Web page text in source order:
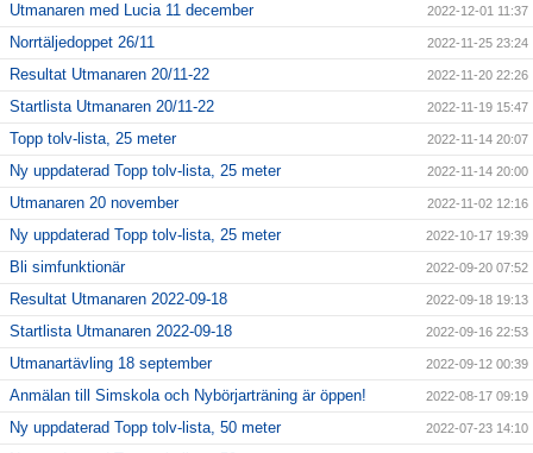
Utmanaren med Lucia 11 december 2022-12-01 11:37
Norrtäljedoppet 26/11 2022-11-25 23:24
Resultat Utmanaren 20/11-22 2022-11-20 22:26
Startlista Utmanaren 20/11-22 2022-11-19 15:47
Topp tolv-lista, 25 meter 2022-11-14 20:07
Ny uppdaterad Topp tolv-lista, 25 meter 2022-11-14 20:00
Utmanaren 20 november 2022-11-02 12:16
Ny uppdaterad Topp tolv-lista, 25 meter 2022-10-17 19:39
Bli simfunktionär 2022-09-20 07:52
Resultat Utmanaren 2022-09-18 2022-09-18 19:13
Startlista Utmanaren 2022-09-18 2022-09-16 22:53
Utmanartävling 18 september 2022-09-12 00:39
Anmälan till Simskola och Nybörjarträning är öppen! 2022-08-17 09:19
Ny uppdaterad Topp tolv-lista, 50 meter 2022-07-23 14:10